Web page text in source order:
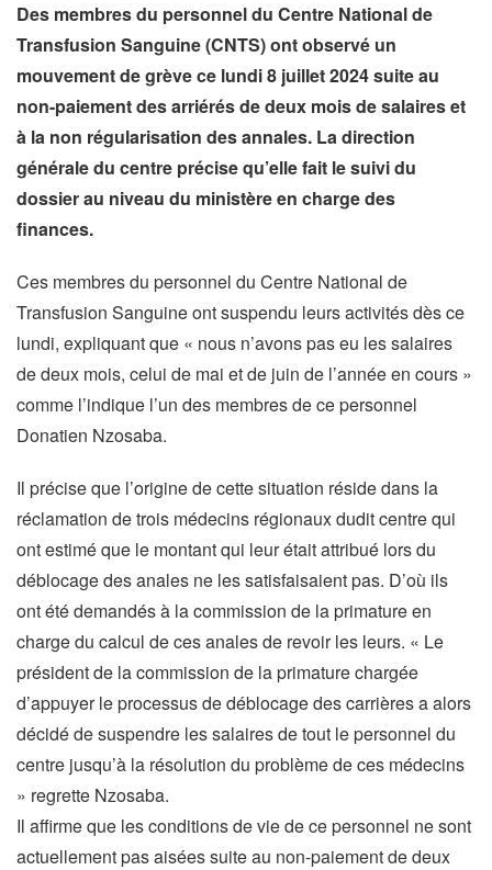
Des membres du personnel du Centre National de
Transfusion Sanguine (CNTS) ont observé un
mouvement de grève ce lundi 8 juillet 2024 suite au
non-paiement des arriérés de deux mois de salaires et
à la non régularisation des annales. La direction
générale du centre précise qu’elle fait le suivi du
dossier au niveau du ministère en charge des
finances.
Ces membres du personnel du Centre National de
Transfusion Sanguine ont suspendu leurs activités dès ce
lundi, expliquant que « nous n’avons pas eu les salaires
de deux mois, celui de mai et de juin de l’année en cours »
comme l’indique l’un des membres de ce personnel
Donatien Nzosaba.
Il précise que l’origine de cette situation réside dans la
réclamation de trois médecins régionaux dudit centre qui
ont estimé que le montant qui leur était attribué lors du
déblocage des anales ne les satisfaisaient pas. D’où ils
ont été demandés à la commission de la primature en
charge du calcul de ces anales de revoir les leurs. « Le
président de la commission de la primature chargée
d’appuyer le processus de déblocage des carrières a alors
décidé de suspendre les salaires de tout le personnel du
centre jusqu’à la résolution du problème de ces médecins
» regrette Nzosaba.
Il affirme que les conditions de vie de ce personnel ne sont
actuellement pas aisées suite au non-paiement de deux